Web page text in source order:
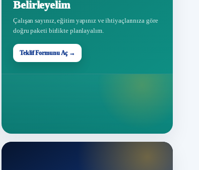
Belirleyelim
Çalışan sayınız, eğitim yapınız ve ihtiyaçlarınıza göre
doğru paketi birlikte planlayalım.
Teklif Formunu Aç →
Teklif